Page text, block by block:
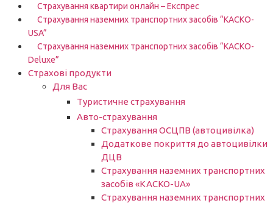
Страхування квартири онлайн – Експрес
Страхування наземних транспортних засобів “КАСКО-
USA”
Страхування наземних транспортних засобів “КАСКО-
Deluxe”
Страхові продукти
Для Вас
Туристичне страхування
Авто-страхування
Страхування ОСЦПВ (автоцивілка)
Додаткове покриття до автоцивілки
ДЦВ
Страхування наземних транспортних
засобів «КАСКО-UA»
Страхування наземних транспортних